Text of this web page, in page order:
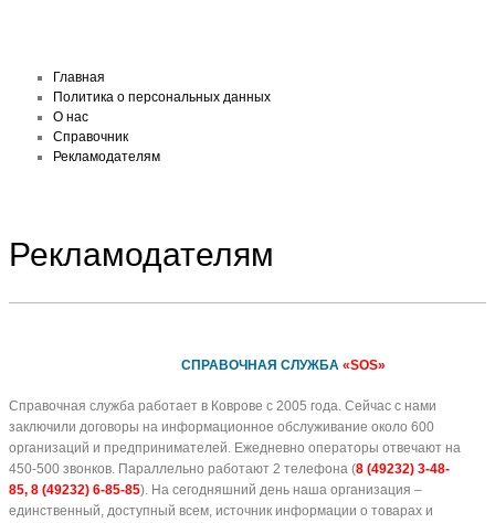
Главная
Политика о персональных данных
О нас
Справочник
Рекламодателям
Рекламодателям
СПРАВОЧНАЯ СЛУЖБА «SOS»
Справочная служба работает в Коврове с 2005 года. Сейчас с нами
заключили договоры на информационное обслуживание около 600
организаций и предпринимателей. Ежедневно операторы отвечают на
450-500 звонков. Параллельно работают 2 телефона (8 (49232) 3-48-
85, 8 (49232) 6-85-85). На сегодняшний день наша организация –
единственный, доступный всем, источник информации о товарах и